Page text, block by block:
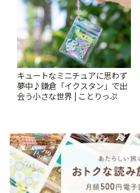
キュートなミニチュアに思わず
夢中♪鎌倉「イクスタン」で出
会う小さな世界 | ことりっぷ